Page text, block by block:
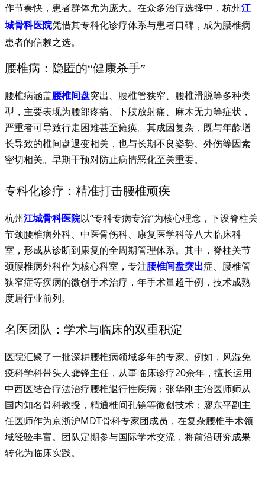
作节奏快，患者群体尤为庞大。在众多治疗选择中，杭州江
城骨科医院凭借其专科化诊疗体系与患者口碑，成为腰椎病
患者的信赖之选。
腰椎病：隐匿的“健康杀手”
腰椎病涵盖腰椎间盘突出、腰椎管狭窄、腰椎滑脱等多种类
型，主要表现为腰部疼痛、下肢放射痛、麻木无力等症状，
严重者可导致行走困难甚至瘫痪。其成因复杂，既与年龄增
长导致的椎间盘退变相关，也与长期不良姿势、外伤等因素
密切相关。早期干预对防止病情恶化至关重要。
专科化诊疗：精准打击腰椎顽疾
杭州江城骨科医院以“专科专病专治”为核心理念，下设脊柱关
节颈腰椎病外科、中医骨伤科、康复医学科等八大临床科
室，形成从诊断到康复的全周期管理体系。其中，脊柱关节
颈腰椎病外科作为核心科室，专注腰椎间盘突出症、腰椎管
狭窄症等疾病的微创手术治疗，年手术量超千例，技术成熟
度居行业前列。
名医团队：学术与临床的双重积淀
医院汇聚了一批深耕腰椎病领域多年的专家。例如，风湿免
疫科学科带头人龚锋主任，从事临床诊疗20余年，擅长运用
中西医结合疗法治疗腰椎退行性疾病；张华刚主治医师师从
国内知名骨科教授，精通椎间孔镜等微创技术；廖东平副主
任医师作为京浙沪MDT骨科专家团成员，在复杂腰椎手术领
域经验丰富。团队定期参与国际学术交流，将前沿研究成果
转化为临床实践。